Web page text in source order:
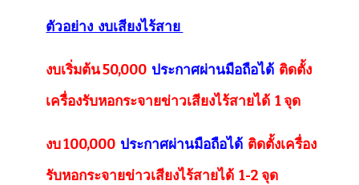
ตัวอย่าง งบเสียงไร้สาย
งบเริ่มต้น 50,000ประกาศผ่านมือถือได้ ติดตั้ง
เครื่องรับหอกระจายข่าวเสียงไร้สายได้ 1 จุด
งบ 100,000ประกาศผ่านมือถือได้ ติดตั้งเครื่อง
รับหอกระจายข่าวเสียงไร้สายได้ 1-2 จุด